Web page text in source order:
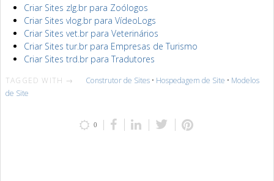
Criar Sites zlg.br para Zoólogos
Criar Sites vlog.br para VídeoLogs
Criar Sites vet.br para Veterinários
Criar Sites tur.br para Empresas de Turismo
Criar Sites trd.br para Tradutores
TAGGED WITH → Construtor de Sites• Hospedagem de Site • Modelos
de Site
0